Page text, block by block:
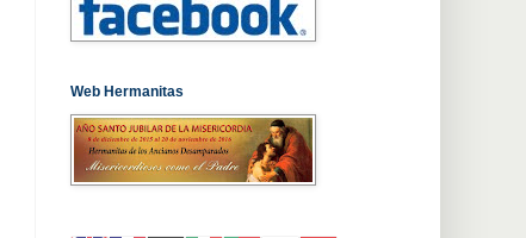
Web Hermanitas